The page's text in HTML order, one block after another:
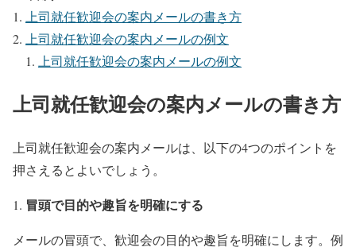
上司就任歓迎会の案内メールの書き方
上司就任歓迎会の案内メールの例文
上司就任歓迎会の案内メールの例文
上司就任歓迎会の案内メールの書き方
上司就任歓迎会の案内メールは、以下の4つのポイントを
押さえるとよいでしょう。
冒頭で目的や趣旨を明確にする
メールの冒頭で、歓迎会の目的や趣旨を明確にします。例